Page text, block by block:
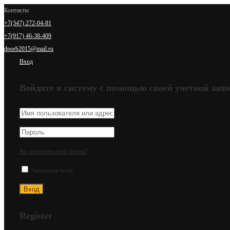
Контакты
+7(347) 272-04-81
+7(917) 46-38-409
dporb2015@mail.ru
Вход
Войдите в систему с помощью своей учетной
Вы потеряли свой пароль?
Запомнить меня
Register